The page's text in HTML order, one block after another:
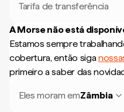
Tarifa de transferência
A Morse não está
Estamos sempre
cobertura, então siga
primeiro a saber das
Eles moram emZâmbia